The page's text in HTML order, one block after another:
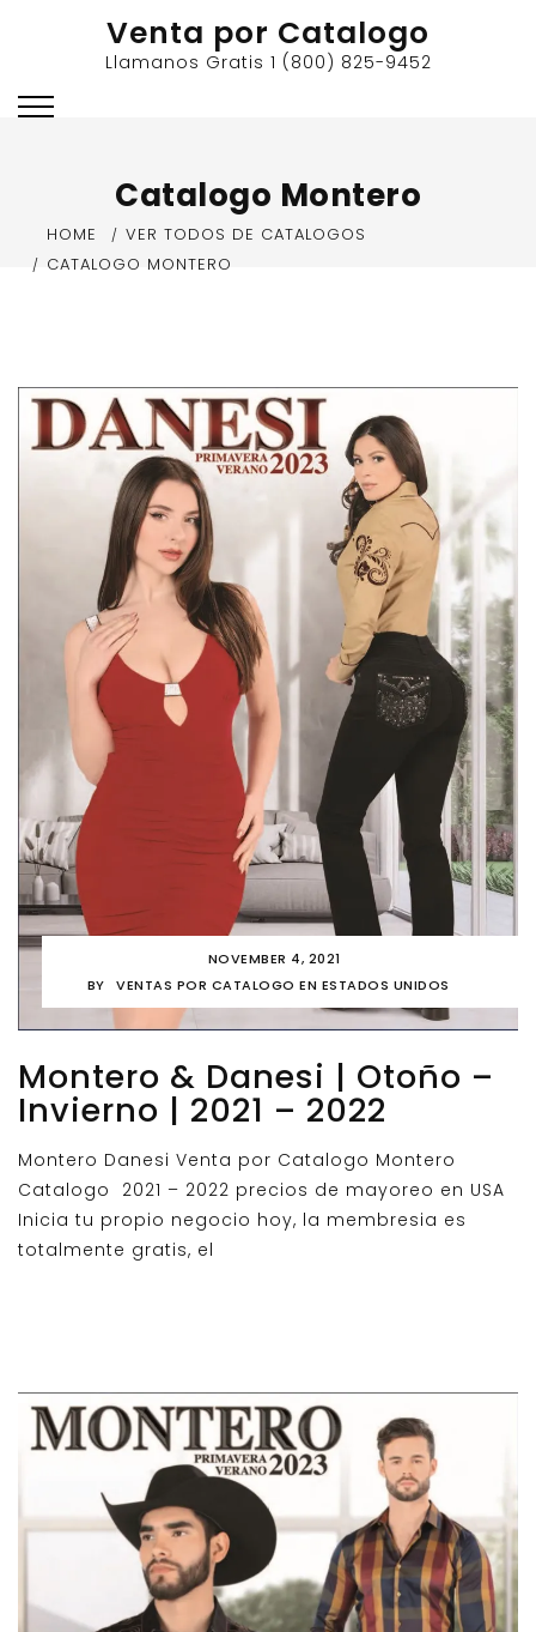
Venta por Catalogo
Llamanos Gratis 1 (800) 825-9452
Catalogo Montero
HOME
VER TODOS DE CATALOGOS
CATALOGO MONTERO
NOVEMBER 4, 2021
BY
VENTAS POR CATALOGO EN ESTADOS UNIDOS
Montero & Danesi | Otoño –
Invierno | 2021 – 2022
Montero Danesi Venta por Catalogo Montero
Catalogo 2021 – 2022 precios de mayoreo en USA
Inicia tu propio negocio hoy, la membresia es
totalmente gratis, el